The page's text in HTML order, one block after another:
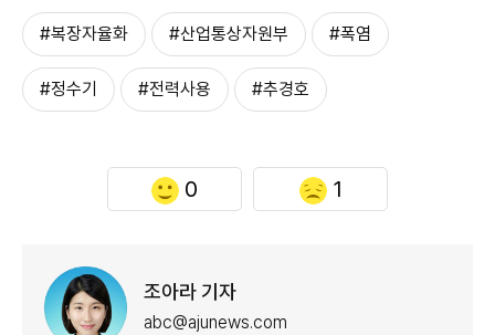
#복장자율화 #산업통상자원부 #폭염
#정수기 #전력사용 #추경호
0 1
조아라 기자
abc@ajunews.com